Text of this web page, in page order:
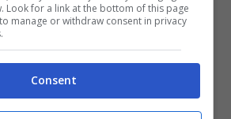
Perez sono in attesa di
Horner sarà alla guida
senza il team principal
Bull Racing continuerà a
Look for a link at the bottom of this page
manage or withdraw consent in privacy
Consent